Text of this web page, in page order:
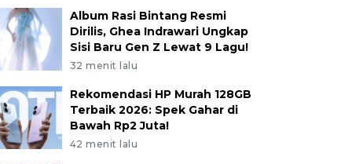
Album Rasi Bintang Resmi
Dirilis, Ghea Indrawari Ungkap
Sisi Baru Gen Z Lewat 9 Lagu!
32 menit lalu
Rekomendasi HP Murah 128GB
Terbaik 2026: Spek Gahar di
Bawah Rp2 Juta!
42 menit lalu